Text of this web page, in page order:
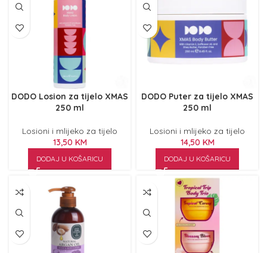
DODO Losion za tijelo XMAS
250 ml
Losioni i mlijeko za tijelo
13,50 KM
DODAJ U KOŠARICU
DODO Puter za tijelo XMAS
250 ml
Losioni i mlijeko za tijelo
14,50 KM
DODAJ U KOŠARICU